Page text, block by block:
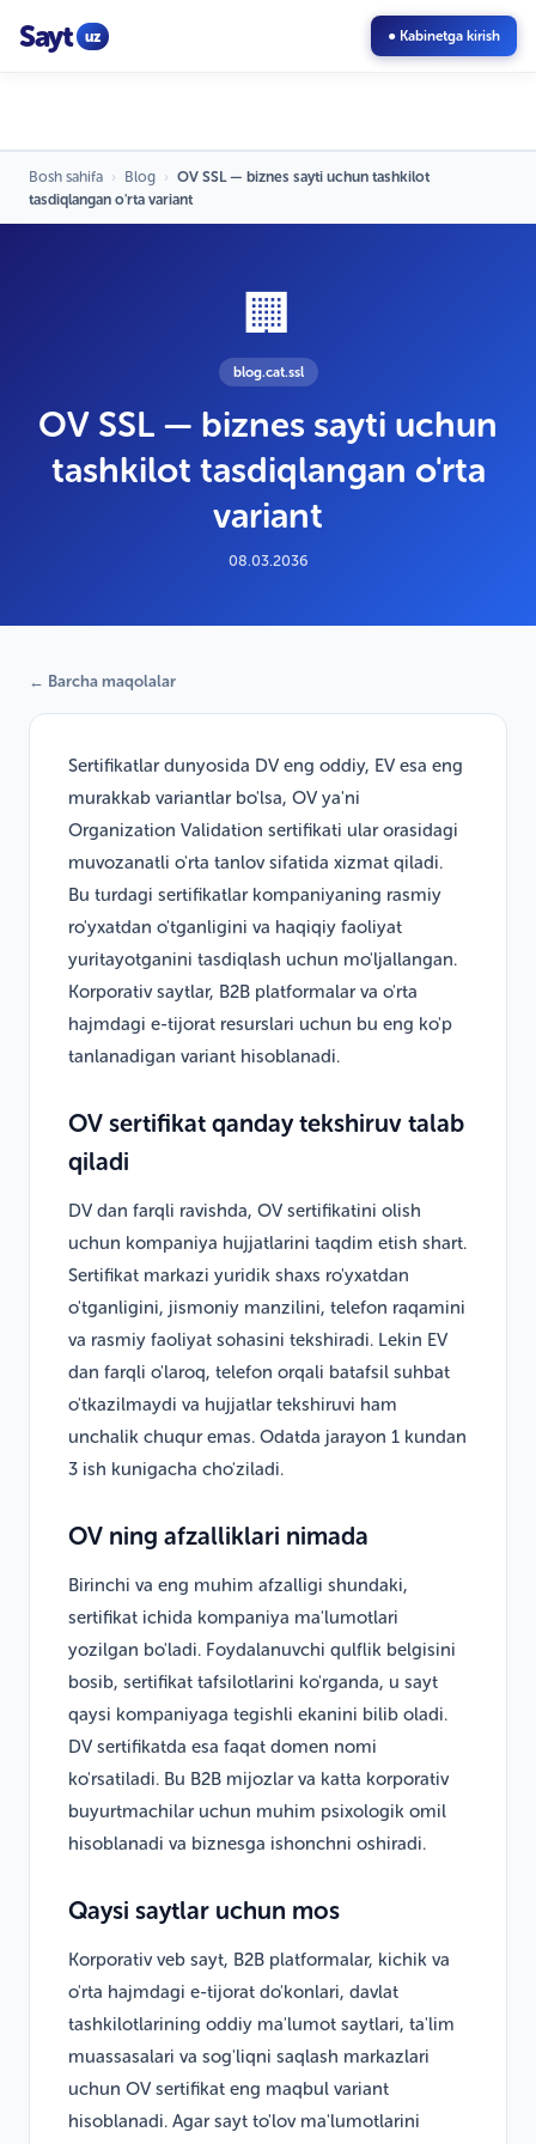
Sayt uz ● Kabinetga kirish
Bosh sahifa › Blog › OV SSL — biznes sayti uchun tashkilot
tasdiqlangan o'rta variant
🏢
blog.cat.ssl
OV SSL — biznes sayti uchun
tashkilot tasdiqlangan o'rta
variant
08.03.2036
← Barcha maqolalar
Sertifikatlar dunyosida DV eng oddiy, EV esa eng
murakkab variantlar bo'lsa, OV ya'ni
Organization Validation sertifikati ular orasidagi
muvozanatli o'rta tanlov sifatida xizmat qiladi.
Bu turdagi sertifikatlar kompaniyaning rasmiy
ro'yxatdan o'tganligini va haqiqiy faoliyat
yuritayotganini tasdiqlash uchun mo'ljallangan.
Korporativ saytlar, B2B platformalar va o'rta
hajmdagi e-tijorat resurslari uchun bu eng ko'p
tanlanadigan variant hisoblanadi.
OV sertifikat qanday tekshiruv talab
qiladi
DV dan farqli ravishda, OV sertifikatini olish
uchun kompaniya hujjatlarini taqdim etish shart.
Sertifikat markazi yuridik shaxs ro'yxatdan
o'tganligini, jismoniy manzilini, telefon raqamini
va rasmiy faoliyat sohasini tekshiradi. Lekin EV
dan farqli o'laroq, telefon orqali batafsil suhbat
o'tkazilmaydi va hujjatlar tekshiruvi ham
unchalik chuqur emas. Odatda jarayon 1 kundan
3 ish kunigacha cho'ziladi.
OV ning afzalliklari nimada
Birinchi va eng muhim afzalligi shundaki,
sertifikat ichida kompaniya ma'lumotlari
yozilgan bo'ladi. Foydalanuvchi qulflik belgisini
bosib, sertifikat tafsilotlarini ko'rganda, u sayt
qaysi kompaniyaga tegishli ekanini bilib oladi.
DV sertifikatda esa faqat domen nomi
ko'rsatiladi. Bu B2B mijozlar va katta korporativ
buyurtmachilar uchun muhim psixologik omil
hisoblanadi va biznesga ishonchni oshiradi.
Qaysi saytlar uchun mos
Korporativ veb sayt, B2B platformalar, kichik va
o'rta hajmdagi e-tijorat do'konlari, davlat
tashkilotlarining oddiy ma'lumot saytlari, ta'lim
muassasalari va sog'liqni saqlash markazlari
uchun OV sertifikat eng maqbul variant
hisoblanadi. Agar sayt to'lov ma'lumotlarini